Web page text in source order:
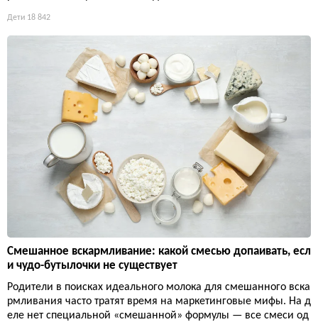
Дети 18 842
Смешанное вскармливание: какой смесью допаивать, есл
и чудо-бутылочки не существует
Родители в поисках идеального молока для смешанного вска
рмливания часто тратят время на маркетинговые мифы. На д
еле нет специальной «смешанной» формулы — все смеси од